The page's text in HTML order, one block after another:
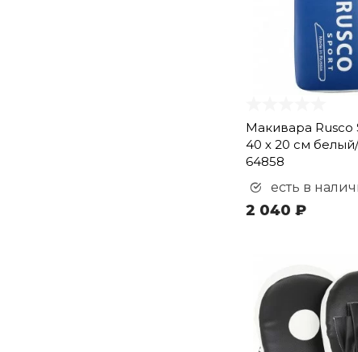
Макивара Rusco
40 х 20 см
64858
есть в
2 040 ₽